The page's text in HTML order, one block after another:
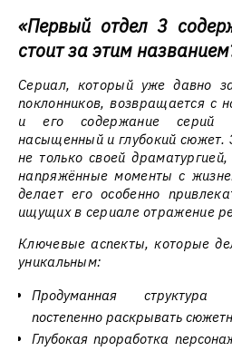
«Первый отдел 3
стоит за этим
Сериал, который уже давно
поклонников, возвращается с
и его содержание серий
насыщенный и глубокий сюжет.
не только своей
напряжённые моменты с
делает его особенно
ищущих в сериале отражение
Ключевые аспекты, которые
уникальным:
Продуманная структура
постепенно раскрывать
Глубокая проработка